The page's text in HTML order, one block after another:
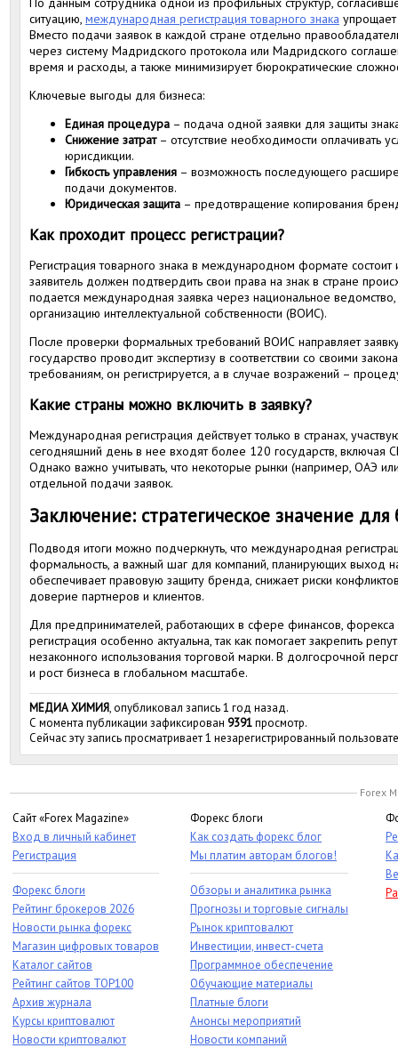
ситуацию, международная регистрация товарного знака
Вместо подачи заявок в каждой стране отдельно
через систему Мадридского протокола или Мадридского
время и расходы, а также минимизирует бюрократические
Ключевые выгоды для бизнеса:
Единая процедура – подача одной заявки для защиты
Снижение затрат– отсутствие необходимости оплачивать
юрисдикции.
Гибкость управления – возможность последующего
подачи документов.
Юридическая защита – предотвращение копирования
Как проходит процесс регистрации?
Регистрация товарного знака в международном формате состоит
заявитель должен подтвердить свои права на знак в стране
подается международная заявка через национальное
организацию интеллектуальной собственности (ВОИС).
После проверки формальных требований ВОИС направляет
государство проводит экспертизу в соответствии со своими
требованиям, он регистрируется, а в случае возражений –
Какие страны можно включить в заявку?
Международная регистрация действует только в странах,
сегодняшний день в нее входят более 120 государств, включая
Однако важно учитывать, что некоторые рынки (например, ОАЭ
отдельной подачи заявок.
Заключение: стратегическое значение для
Подводя итоги можно подчеркнуть, что международная
формальность, а важный шаг для компаний, планирующих выход
обеспечивает правовую защиту бренда, снижает риски
доверие партнеров и клиентов.
Для предпринимателей, работающих в сфере финансов, форекса
регистрация особенно актуальна, так как помогает закрепить
незаконного использования торговой марки. В долгосрочной
и рост бизнеса в глобальном масштабе.
МЕДИА ХИМИЯ, опубликовал запись 1 год назад.
С момента публикации зафиксирован 9391просмотр.
Сейчас эту запись просматривает 1 незарегистрированный
Forex
Сайт «Forex Magazine»
Вход в личный кабинет
Регистрация
Форекс блоги
Рейтинг брокеров 2026
Новости рынка форекс
Магазин цифровых товаров
Каталог сайтов
Рейтинг сайтов TOP100
Архив журнала
Курсы криптовалют
Новости криптовалют
Форекс блоги
Как создать форекс блог
Мы платим авторам блогов!
Обзоры и аналитика рынка
Прогнозы и торговые сигналы
Рынок криптовалют
Инвестиции, инвест-счета
Программное обеспечение
Обучающие материалы
Платные блоги
Анонсы мероприятий
Новости компаний